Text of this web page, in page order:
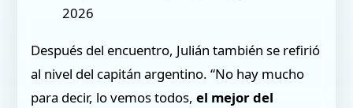
2026
Después del encuentro, Julián también se refirió
al nivel del capitán argentino. “No hay mucho
para decir, lo vemos todos,el mejor del